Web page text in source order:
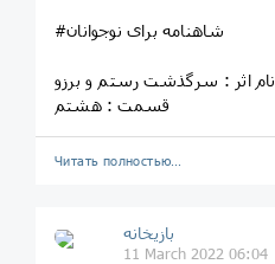
#شاهنامه برای نوجوانان
نام اثر : سرگذشت رستم و برزو
قسمت : هشتم
Читать полностью…
بازیخانه
11 March 2022 06:04